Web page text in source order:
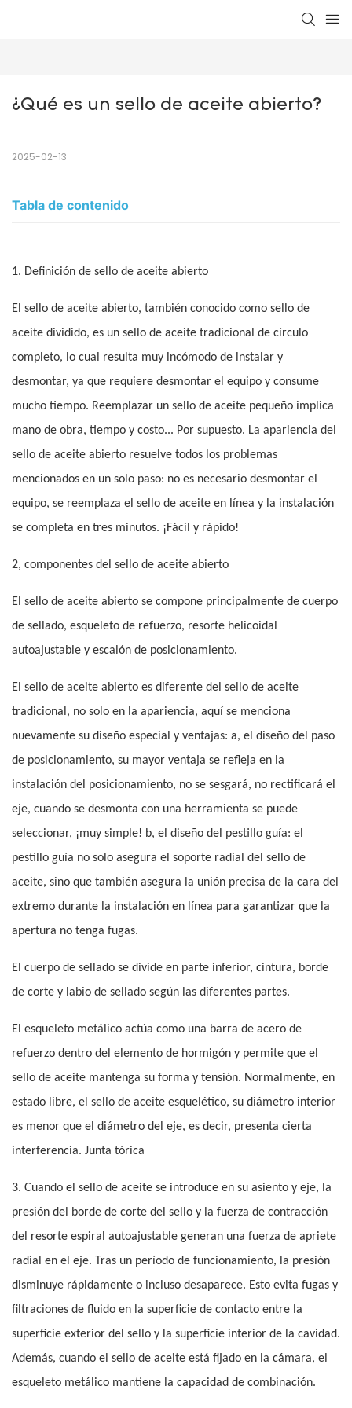
¿Qué es un sello de aceite abierto?
2025-02-13
Tabla de contenido
1. Definición de sello de aceite abierto
El sello de aceite abierto, también conocido como sello de
aceite dividido, es un sello de aceite tradicional de círculo
completo, lo cual resulta muy incómodo de instalar y
desmontar, ya que requiere desmontar el equipo y consume
mucho tiempo. Reemplazar un sello de aceite pequeño implica
mano de obra, tiempo y costo... Por supuesto. La apariencia del
sello de aceite abierto resuelve todos los problemas
mencionados en un solo paso: no es necesario desmontar el
equipo, se reemplaza el sello de aceite en línea y la instalación
se completa en tres minutos. ¡Fácil y rápido!
2, componentes del sello de aceite abierto
El sello de aceite abierto se compone principalmente de cuerpo
de sellado, esqueleto de refuerzo, resorte helicoidal
autoajustable y escalón de posicionamiento.
El sello de aceite abierto es diferente del sello de aceite
tradicional, no solo en la apariencia, aquí se menciona
nuevamente su diseño especial y ventajas: a, el diseño del paso
de posicionamiento, su mayor ventaja se refleja en la
instalación del posicionamiento, no se sesgará, no rectificará el
eje, cuando se desmonta con una herramienta se puede
seleccionar, ¡muy simple! b, el diseño del pestillo guía: el
pestillo guía no solo asegura el soporte radial del sello de
aceite, sino que también asegura la unión precisa de la cara del
extremo durante la instalación en línea para garantizar que la
apertura no tenga fugas.
El cuerpo de sellado se divide en parte inferior, cintura, borde
de corte y labio de sellado según las diferentes partes.
El esqueleto metálico actúa como una barra de acero de
refuerzo dentro del elemento de hormigón y permite que el
sello de aceite mantenga su forma y tensión. Normalmente, en
estado libre, el sello de aceite esquelético, su diámetro interior
es menor que el diámetro del eje, es decir, presenta cierta
interferencia. Junta tórica
3. Cuando el sello de aceite se introduce en su asiento y eje, la
presión del borde de corte del sello y la fuerza de contracción
del resorte espiral autoajustable generan una fuerza de apriete
radial en el eje. Tras un período de funcionamiento, la presión
disminuye rápidamente o incluso desaparece. Esto evita fugas y
filtraciones de fluido en la superficie de contacto entre la
superficie exterior del sello y la superficie interior de la cavidad.
Además, cuando el sello de aceite está fijado en la cámara, el
esqueleto metálico mantiene la capacidad de combinación.